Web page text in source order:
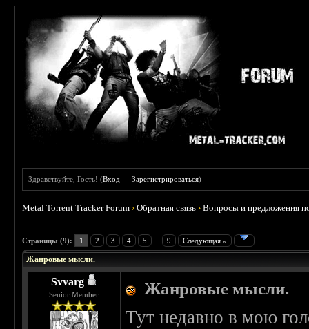
Здравствуйте, Гость! (Вход —Зарегистрироваться)
Metal Torrent Tracker Forum ›Обратная связь ›Вопросы и предложения
Страницы (9): 1 2 3 4 5 9 Следующая »
Жанровые мысли.
Svvarg
Senior Member Жанровые мысли.
Тут недавно в мою